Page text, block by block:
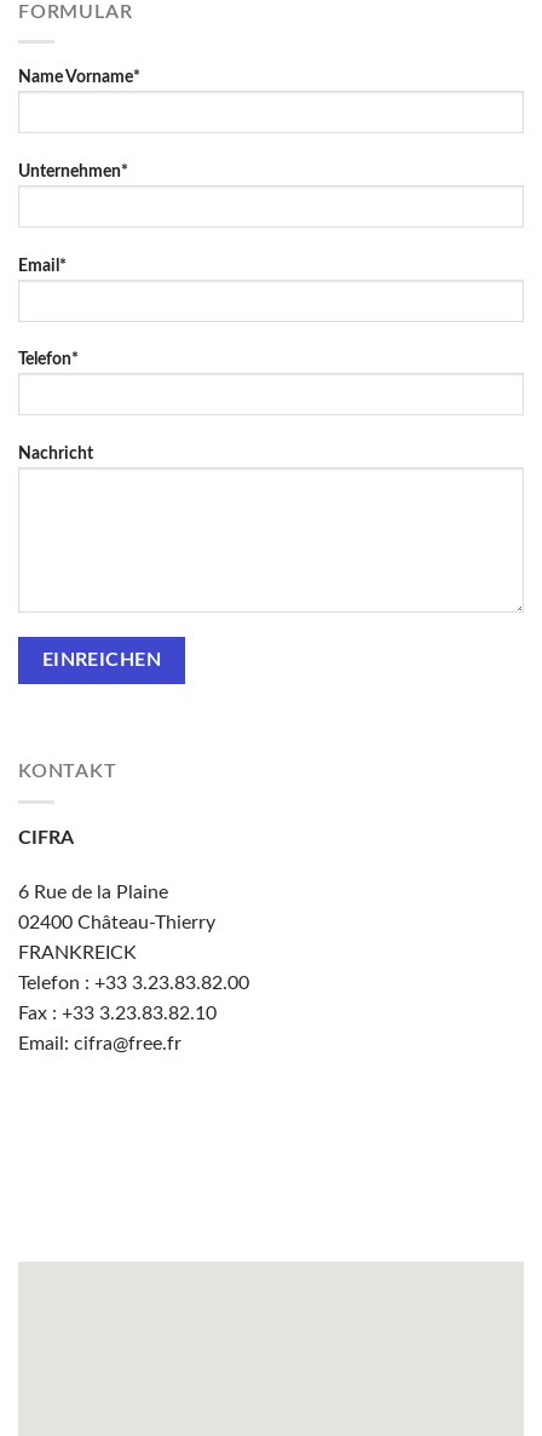
FORMULAR
Name Vorname*
Unternehmen*
Email*
Telefon*
Nachricht
KONTAKT
CIFRA
6 Rue de la Plaine
02400 Château-Thierry
FRANKREICK
Telefon : +33 3.23.83.82.00
Fax : +33 3.23.83.82.10
Email: cifra@free.fr